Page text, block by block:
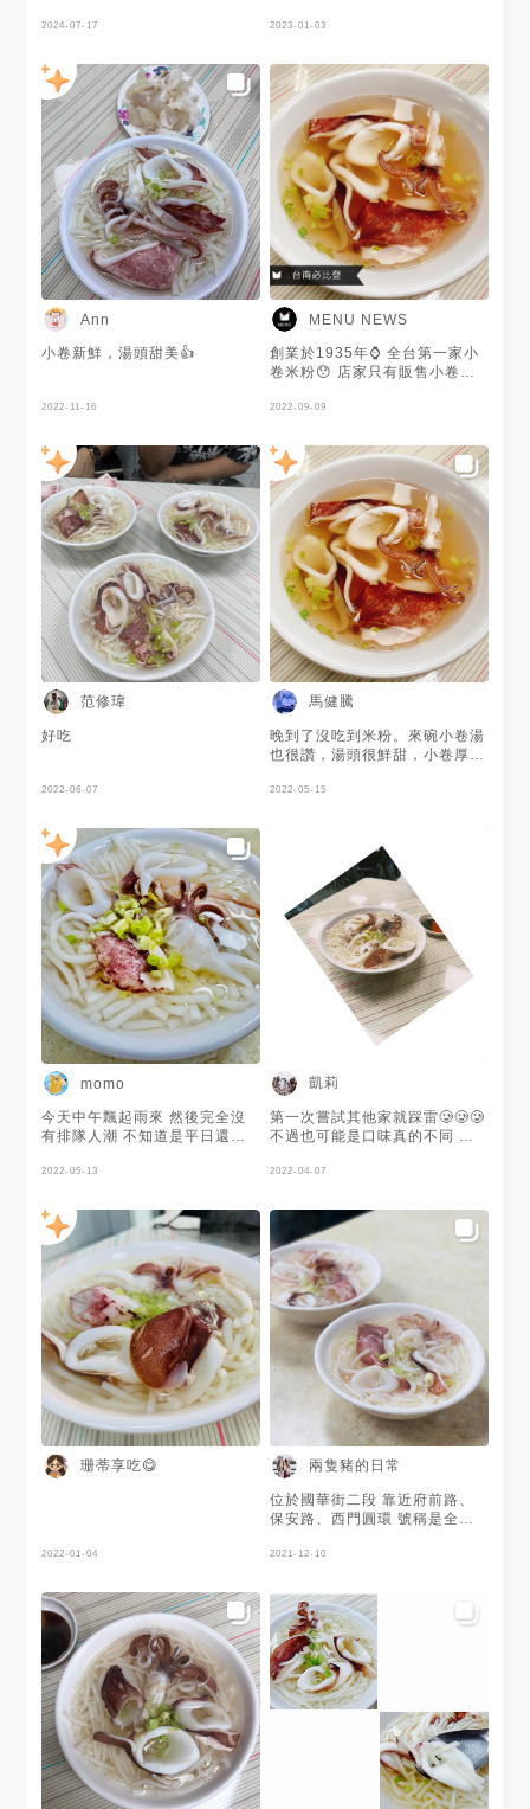
2024-07-17
唷～ 很專一的店家只賣小卷 內
😜） ⭐️前陣子看到新聞說老闆打
算休養一陣子，所以我們就等老
闆回歸的那天吧～
2023-01-03
Ann
小卷新鮮，湯頭甜美👍
2022-11-16
MENU NEWS
創業於1935年⌚️ 全台第一家小
卷米粉😯 店家只有販售小卷米
用印尼的中卷🇮🇩 肉質新鮮彈
股鮮甜的味道湧出😌 謝謝 @馬
健騰 提供美照🧡
2022-09-09
范修瑋
好吃
2022-06-07
馬健騰
晚到了沒吃到米粉。來碗小卷湯
也很讚，湯頭很鮮甜，小卷厚實
2022-05-15
momo
今天中午飄起雨來 然後完全沒
有排隊人潮 不知道是平日還是
的小卷米粉 邱家那棟大樓店家
變化真大😄 110元其實蠻小碗
小卷三四塊
2022-05-13
凱莉
第一次嘗試其他家就踩雷🥲🥲🥲
不過也可能是口味真的不同 個
2022-04-07
珊蒂享吃😋
2022-01-04
兩隻豬的日常
位於國華街二段 靠近府前路、
保安路、西門圓環 號稱是全台
1935年由葉水龍創業 於老台南
葉天順及媳婦凃金鳳接手 可以
選擇內用或是外帶 外帶是直接
在門口排隊 老闆娘會將湯頭和
米粉分開包 而內用座位約可容
納22-26人 葉家小捲米粉的小卷
使用的是遠洋急速冷凍的中卷
冰鎮過後再下鍋川燙一下 老闆
娘會先將米粉跟高湯下鍋煮 然
後再把一碗一碗的小卷丟進去川
2021-12-10